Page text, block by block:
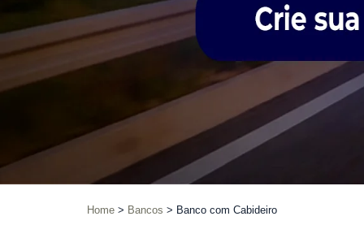
Home Bancos Banco com Cabideiro